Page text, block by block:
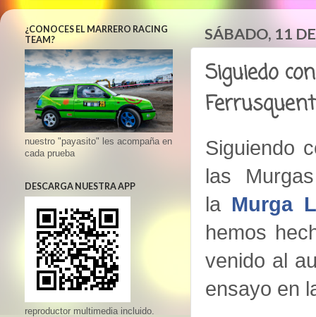
SÁBADO, 11
Siguiedo
Siguiendo
las
la Murga
hemos
venido al
ensayo en
¿CONOCES EL MARRERO RACING
TEAM?
nuestro "payasito" les acompaña en
cada prueba
DESCARGA NUESTRA APP
reproductor multimedia incluido.